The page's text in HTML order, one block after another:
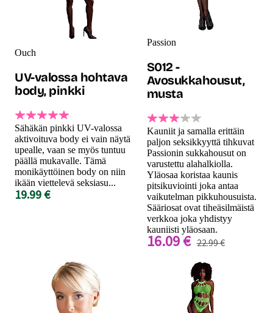
Ouch
UV-valossa hohtava
body, pinkki
Sähäkän pinkki UV-valossa
aktivoituva body ei vain näytä
upealle, vaan se myös tuntuu
päällä mukavalle. Tämä
monikäyttöinen body on niin
ikään viettelevä seksiasu...
19.99 €
Passion
S012 -
Avosukkahousut,
musta
Kauniit ja samalla erittäin
paljon seksikkyyttä tihkuvat
Passionin sukkahousut on
varustettu alahalkiolla.
Yläosaa koristaa kaunis
pitsikuviointi joka antaa
vaikutelman pikkuhousuista.
Sääriosat ovat tiheäsilmäistä
verkkoa joka yhdistyy
kauniisti yläosaan.
16.09 € 22.99 €